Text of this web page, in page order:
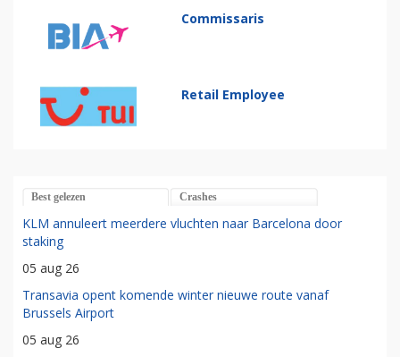
Commissaris
Retail Employee
Best gelezen Crashes
KLM annuleert meerdere vluchten naar Barcelona door
staking
05 aug 26
Transavia opent komende winter nieuwe route vanaf
Brussels Airport
05 aug 26